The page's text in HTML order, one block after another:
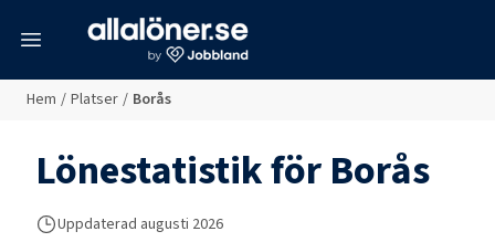
Hem / Platser / Borås
Lönestatistik förBorås
Uppdaterad augusti 2026